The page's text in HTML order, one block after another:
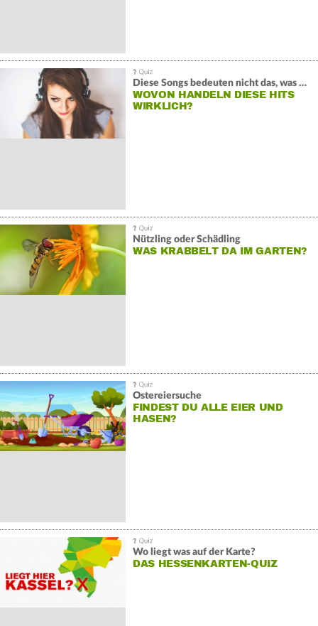
Diese Songs bedeuten nicht das, was du denkst
WOVON HANDELN DIESE HITS
WIRKLICH?
Nützling oder Schädling
WAS KRABBELT DA IM GARTEN?
Ostereiersuche
FINDEST DU ALLE EIER UND
HASEN?
Wo liegt was auf der Karte?
DAS HESSENKARTEN-QUIZ